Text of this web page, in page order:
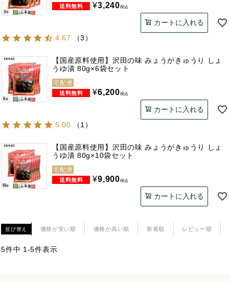
¥3,240税込
カートに入れる
4.67
（3 ）
【国産原料使用】沢田の味 みょうがきゅうり しょ
うゆ漬 80g×6袋セット
宅配便
¥6,200税込
カートに入れる
5.00
（1）
【国産原料使用】沢田の味 みょうがきゅうり しょ
うゆ漬 80g×10袋セット
宅配便
¥9,900税込
カートに入れる
並び替え 価格が安い順 価格が高い順 新着順 レビュー順
5件中 1-5件表示